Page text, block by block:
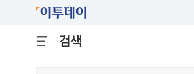
검색